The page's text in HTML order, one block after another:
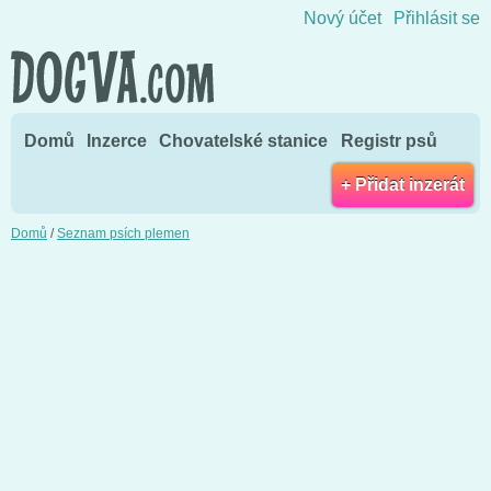
Nový účet Přihlásit se
Domů Inzerce Chovatelské stanice Registr psů
+ Přidat inzerát
Domů /Seznam psích plemen